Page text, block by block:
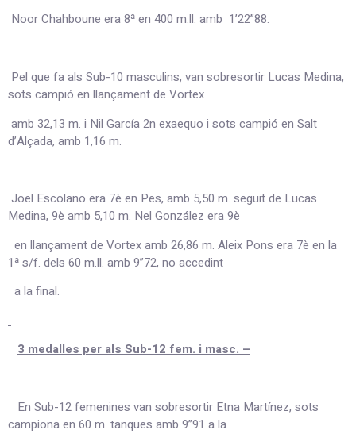
Noor Chahboune era 8ª en 400 m.ll. amb 1’22”88.
Pel que fa als Sub-10 masculins, van sobresortir Lucas Medina,
sots campió en llançament de Vortex
amb 32,13 m. i Nil García 2n exaequo i sots campió en Salt
d’Alçada, amb 1,16 m.
Joel Escolano era 7è en Pes, amb 5,50 m. seguit de Lucas
Medina, 9è amb 5,10 m. Nel González era 9è
en llançament de Vortex amb 26,86 m. Aleix Pons era 7è en la
1ª s/f. dels 60 m.ll. amb 9”72, no accedint
a la final.
3 medalles per als Sub-12 fem. i masc. –
En Sub-12 femenines van sobresortir Etna Martínez, sots
campiona en 60 m. tanques amb 9”91 a la